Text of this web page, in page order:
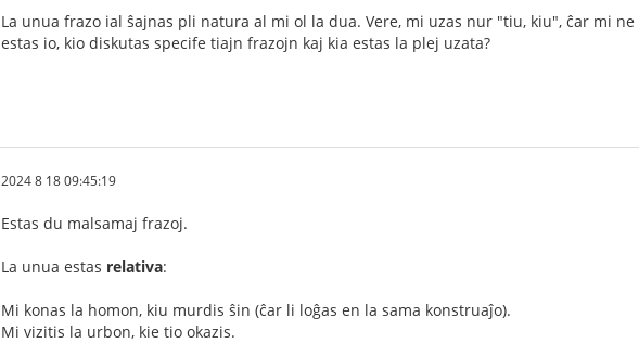
La unua frazo ial ŝajnas pli natura al mi ol la dua. Vere, mi uzas nur "tiu, kiu", ĉar mi
estas io, kio diskutas specife tiajn frazojn kaj kia estas la plej uzata?
2024 8 18 09:45:19
Estas du malsamaj frazoj.
La unua estas relativa:
Mi konas la homon, kiu murdis ŝin (ĉar li loĝas en la sama konstruaĵo).
Mi vizitis la urbon, kie tio okazis.